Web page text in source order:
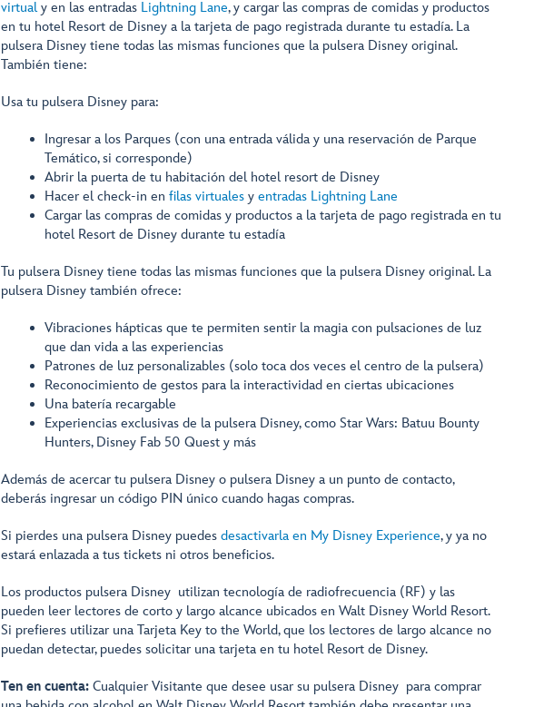
virtualy en las entradas Lightning Lane, y cargar las compras de comidas y productos
en tu hotel Resort de Disney a la tarjeta de pago registrada durante tu estadía. La
pulsera Disney tiene todas las mismas funciones que la pulsera Disney original.
También tiene:
Usa tu pulsera Disney para:
Ingresar a los Parques (con una entrada válida y una reservación de Parque
Temático, si corresponde)
Abrir la puerta de tu habitación del hotel resort de Disney
Hacer el check-in en filas virtuales y entradas Lightning Lane
Cargar las compras de comidas y productos a la tarjeta de pago registrada en tu
hotel Resort de Disney durante tu estadía
Tu pulsera Disney tiene todas las mismas funciones que la pulsera Disney original. La
pulsera Disney también ofrece:
Vibraciones hápticas que te permiten sentir la magia con pulsaciones de luz
que dan vida a las experiencias
Patrones de luz personalizables (solo toca dos veces el centro de la pulsera)
Reconocimiento de gestos para la interactividad en ciertas ubicaciones
Una batería recargable
Experiencias exclusivas de la pulsera Disney, como Star Wars: Batuu Bounty
Hunters, Disney Fab 50 Quest y más
Además de acercar tu pulsera Disney o pulsera Disney a un punto de contacto,
deberás ingresar un código PIN único cuando hagas compras.
Si pierdes una pulsera Disney puedes desactivarla en My Disney Experience, y ya no
estará enlazada a tus tickets ni otros beneficios.
Los productos pulsera Disney utilizan tecnología de radiofrecuencia (RF) y las
pueden leer lectores de corto y largo alcance ubicados en Walt Disney World Resort.
Si prefieres utilizar una Tarjeta Key to the World, que los lectores de largo alcance no
puedan detectar, puedes solicitar una tarjeta en tu hotel Resort de Disney.
Ten en cuenta: Cualquier Visitante que desee usar su pulsera Disney para comprar